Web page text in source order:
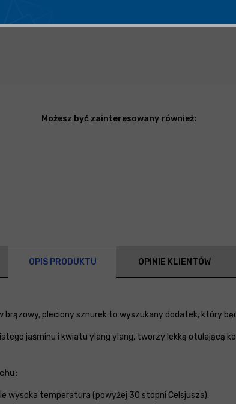
Możesz być zainteresowany również:
OPIS PRODUKTU OPINIE KLIENTÓW
pleciony sznurek to wyszukany dodatek, który
jaśminu i kwiatu ylang ylang, tworzy lekką otulającą
wysoka temperatura (powyżej 30 stopni Celsjusza).